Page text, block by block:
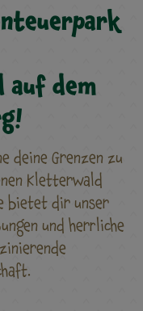
dem
deine Grenzen zu
Kletterwald
bietet dir unser
und herrliche